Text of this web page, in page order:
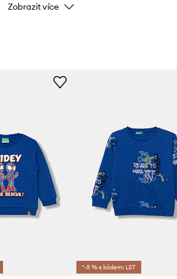
Značka
ID produktu
Zobrazit více
*-5 % s kódem: LST